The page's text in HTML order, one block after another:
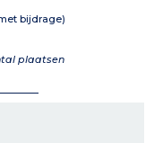
bijdrage)
plaatsen